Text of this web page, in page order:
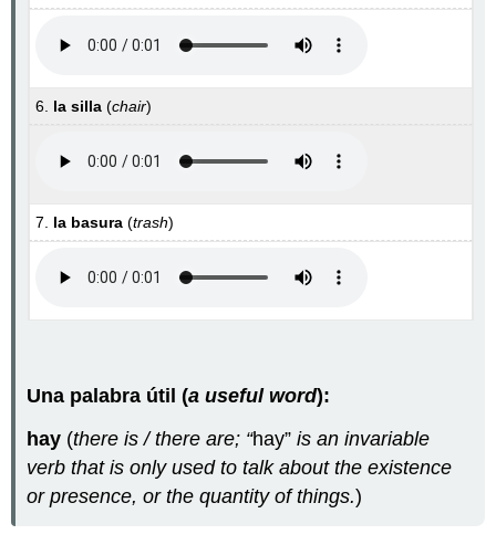
6. la silla (chair)
7. la basura (trash)
Una palabra útil (a useful word):
hay (there is / there are; “hay”is an invariable
verb that is only used to talk about the existence
or presence, or the quantity of things.)